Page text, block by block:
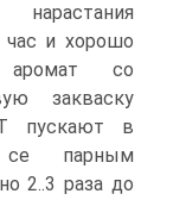
и хорошо
аромат со
закваску
пускают в
се парным
2..3 раза до